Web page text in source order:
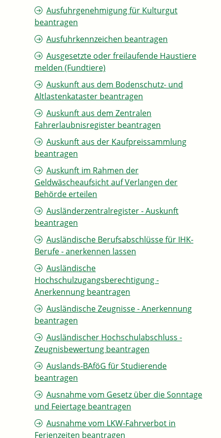
Ausfuhrgenehmigung für Kulturgut
beantragen
Ausfuhrkennzeichen beantragen
Ausgesetzte oder freilaufende Haustiere
melden (Fundtiere)
Auskunft aus dem Bodenschutz- und
Altlastenkataster beantragen
Auskunft aus dem Zentralen
Fahrerlaubnisregister beantragen
Auskunft aus der Kaufpreissammlung
beantragen
Auskunft im Rahmen der
Geldwäscheaufsicht auf Verlangen der
Behörde erteilen
Ausländerzentralregister - Auskunft
beantragen
Ausländische Berufsabschlüsse für IHK-
Berufe - anerkennen lassen
Ausländische
Hochschulzugangsberechtigung -
Anerkennung beantragen
Ausländische Zeugnisse - Anerkennung
beantragen
Ausländischer Hochschulabschluss -
Zeugnisbewertung beantragen
Auslands-BAföG für Studierende
beantragen
Ausnahme vom Gesetz über die Sonntage
und Feiertage beantragen
Ausnahme vom LKW-Fahrverbot in
Ferienzeiten beantragen